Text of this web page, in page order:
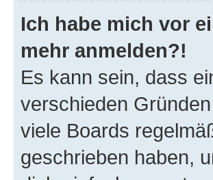
Ich habe mich vor
mehr anmelden?!
Es kann sein, dass
verschieden
viele Boards
geschrieben haben,